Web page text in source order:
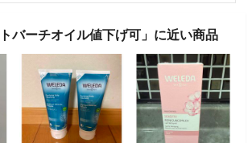
バーチオイル値下げ可」に近い商品